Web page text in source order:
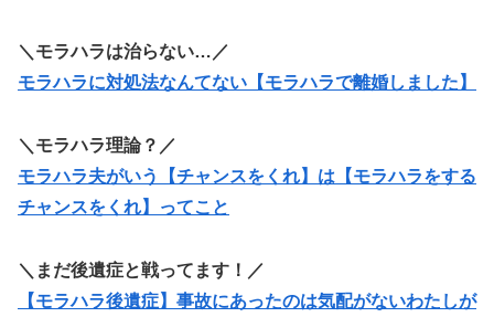
＼モラハラは治らない…／
モラハラに対処法なんてない【モラハラで離婚しました】
＼モラハラ理論？／
モラハラ夫がいう【チャンスをくれ】は【モラハラをする
チャンスをくれ】ってこと
＼まだ後遺症と戦ってます！／
【モラハラ後遺症】事故にあったのは気配がないわたしが